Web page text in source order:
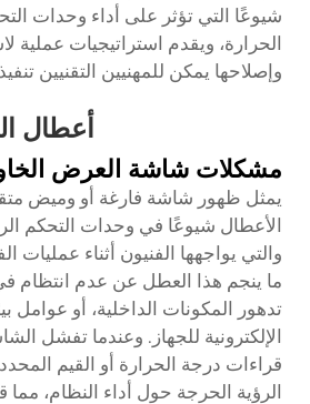
شيوعًا التي تؤثر على أداء وحدات
الحرارة، ويقدم استراتيجيات عملية
وإصلاحها يمكن للمهنيين التقنيين
أعطال
مشكلات شاشة العرض
يمثل ظهور شاشة فارغة أو وميض
الأعطال شيوعًا في وحدات التحكم
والتي يواجهها الفنيون أثناء عمليات
ما ينجم هذا العطل عن عدم انتظام
تدهور المكونات الداخلية، أو عوامل
الإلكترونية للجهاز. وعندما تفشل
قراءات درجة الحرارة أو القيم
الرؤية الحرجة حول أداء النظام،